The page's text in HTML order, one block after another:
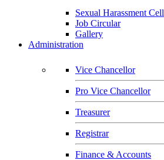
Sexual Harassment Cell
Job Circular
Gallery
Administration
Vice Chancellor
Pro Vice Chancellor
Treasurer
Registrar
Finance & Accounts